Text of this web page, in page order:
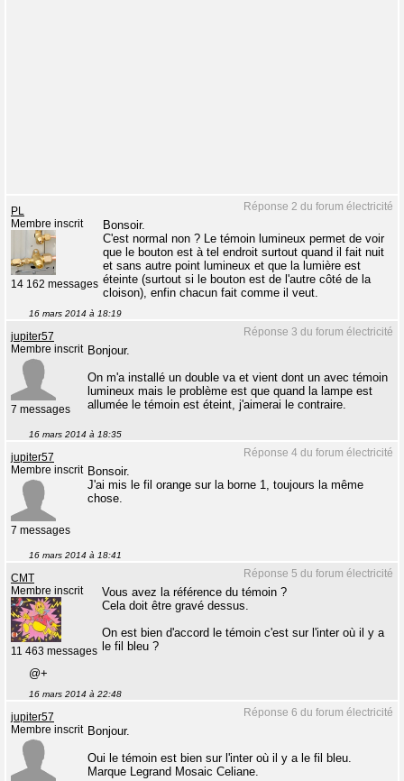
Réponse 2 du forum électricité
PL
Membre inscrit
14 162 messages
Bonsoir.
C'est normal non ? Le témoin lumineux permet de voir
que le bouton est à tel endroit surtout quand il fait nuit
et sans autre point lumineux et que la lumière est
éteinte (surtout si le bouton est de l'autre côté de la
cloison), enfin chacun fait comme il veut.
16 mars 2014 à 18:19
Réponse 3 du forum électricité
jupiter57
Membre inscrit
7 messages
Bonjour.
On m'a installé un double va et vient dont un avec témoin
lumineux mais le problème est que quand la lampe est
allumée le témoin est éteint, j'aimerai le contraire.
16 mars 2014 à 18:35
Réponse 4 du forum électricité
jupiter57
Membre inscrit
7 messages
Bonsoir.
J'ai mis le fil orange sur la borne 1, toujours la même
chose.
16 mars 2014 à 18:41
Réponse 5 du forum électricité
CMT
Membre inscrit
11 463 messages
Vous avez la référence du témoin ?
Cela doit être gravé dessus.
On est bien d'accord le témoin c'est sur l'inter où il y a
le fil bleu ?
@+
16 mars 2014 à 22:48
Réponse 6 du forum électricité
jupiter57
Membre inscrit Bonjour.
Oui le témoin est bien sur l'inter où il y a le fil bleu.
Marque Legrand Mosaic Celiane.